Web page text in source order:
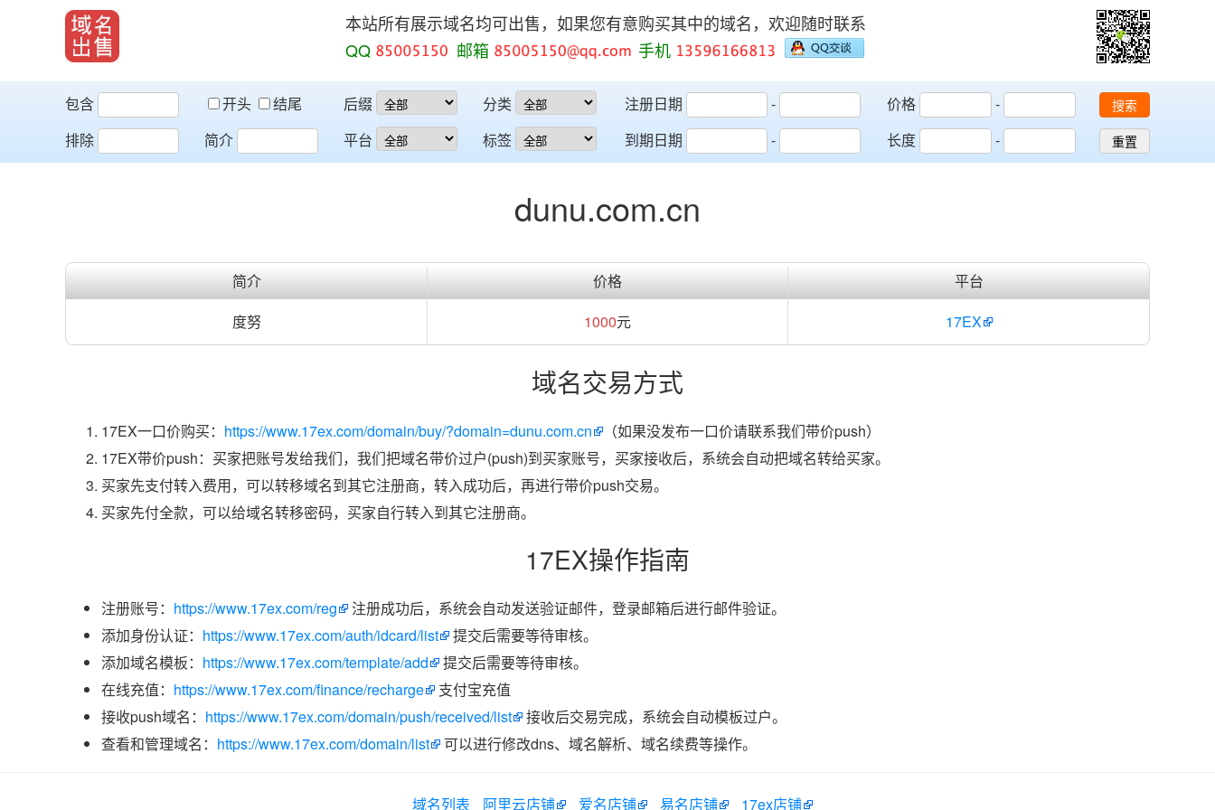
本站所有展示域名均可出售，如果您有意购买其中的域名，欢迎随时联系
QQ
邮箱 手机
包含 开头
结尾
排除
简介
后缀
平台
分类
标签
注册日期
-
到期日期
-
价格
-
长度
-
搜索
重置
dunu.com.cn
简介 价格
平台
度努
1000元 17EX
域名交易方式
17EX一口价购买： https://www.17ex.com/domain/buy/?domain=dunu.com.cn
（如果没发布一口价请联系我们带价push）
17EX带价push：买家把账号发给我们，我们把域名带价过户(push)到买家账号，买家接收后，系统会自动把域名转给买家。
买家先支付转入费用，可以转移域名到其它注册商，转入成功后，再进行带价push交易。
买家先付全款，可以给域名转移密码，买家自行转入到其它注册商。
17EX操作指南
注册账号： https://www.17ex.com/reg
注册成功后，系统会自动发送验证邮件，登录邮箱后进行邮件验证。
添加身份认证： https://www.17ex.com/auth/idcard/list
提交后需要等待审核。
添加域名模板： https://www.17ex.com/template/add
提交后需要等待审核。
在线充值： https://www.17ex.com/finance/recharge
支付宝充值
接收push域名： https://www.17ex.com/domain/push/received/list
接收后交易完成，系统会自动模板过户。
查看和管理域名： https://www.17ex.com/domain/list 可以进行修改dns、域名解析、域名续费等操作。
域名列表 阿里云店铺 爱名店铺 易名店铺 17ex店铺